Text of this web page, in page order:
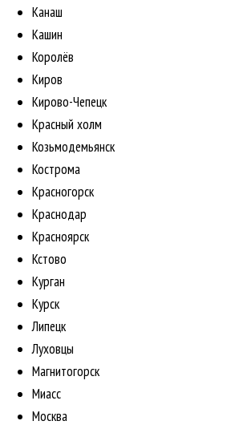
Канаш
Кашин
Королёв
Киров
Кирово-Чепецк
Красный холм
Козьмодемьянск
Кострома
Красногорск
Краснодар
Красноярск
Кстово
Курган
Курск
Липецк
Луховцы
Магнитогорск
Миасс
Москва